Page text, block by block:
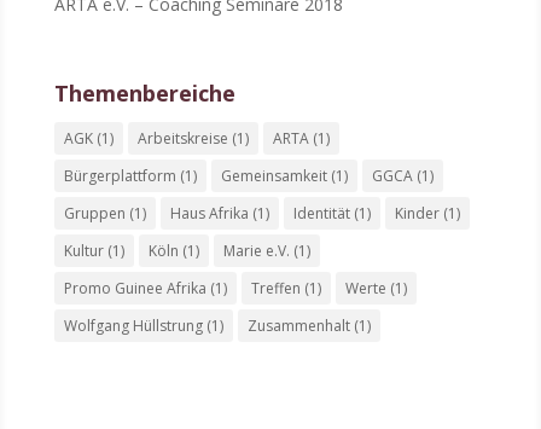
Themenbereiche
AGK(1) Arbeitskreise (1) ARTA(1)
Bürgerplattform (1) Gemeinsamkeit(1) GGCA(1)
Gruppen (1) Haus Afrika (1) Identität(1) Kinder(1)
Kultur(1) Köln (1) Marie e.V. (1)
Promo Guinee Afrika (1) Treffen (1) Werte (1)
Wolfgang Hüllstrung(1) Zusammenhalt(1)